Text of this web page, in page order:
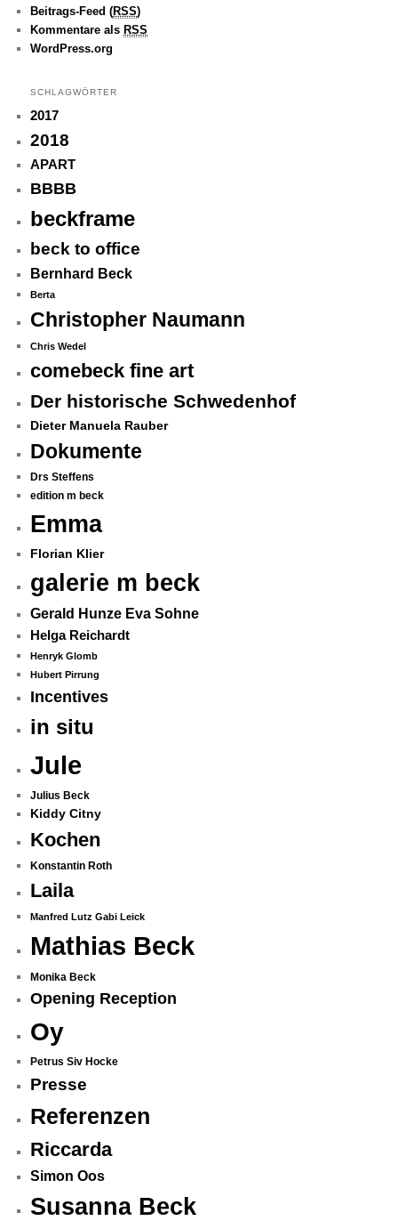
Beitrags-Feed (RSS)
Kommentare alsRSS
WordPress.org
SCHLAGWÖRTER
2017
2018
APART
BBBB
beckframe
beck to office
Bernhard Beck
Berta
Christopher Naumann
Chris Wedel
comebeck fine art
Der historische Schwedenhof
Dieter Manuela Rauber
Dokumente
Drs Steffens
edition m beck
Emma
Florian Klier
galerie m beck
Gerald Hunze Eva Sohne
Helga Reichardt
Henryk Glomb
Hubert Pirrung
Incentives
in situ
Jule
Julius Beck
Kiddy Citny
Kochen
Konstantin Roth
Laila
Manfred Lutz Gabi Leick
Mathias Beck
Monika Beck
Opening Reception
Oy
Petrus Siv Hocke
Presse
Referenzen
Riccarda
Simon Oos
Susanna Beck